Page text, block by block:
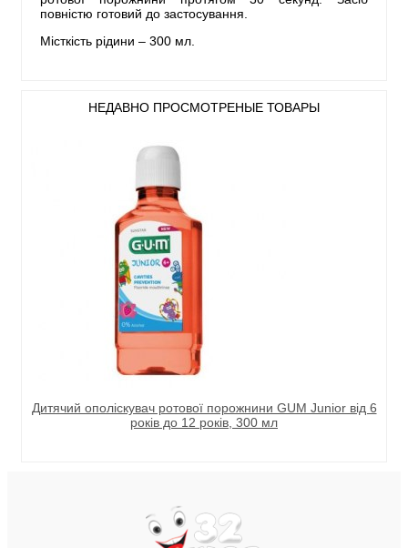
повністю готовий до застосування.
Місткість рідини – 300 мл.
НЕДАВНО ПРОСМОТРЕНЫЕ ТОВАРЫ
Дитячий ополіскувач ротової порожнини GUM Junior від 6
років до 12 років, 300 мл